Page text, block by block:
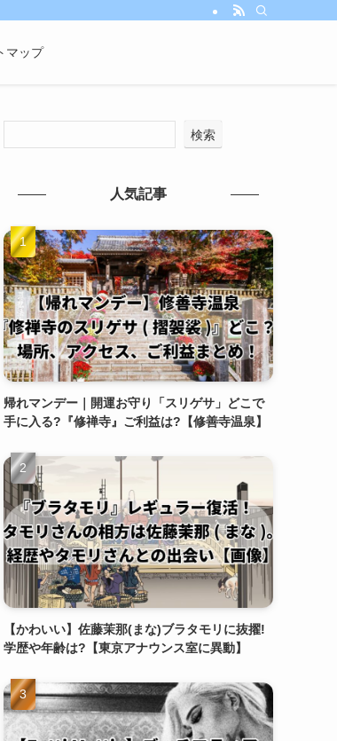
マップ
検索
人気記事
帰れマンデー｜開運お守り「スリゲサ」どこで
手に入る?『修禅寺』ご利益は?【修善寺温泉】
【かわいい】佐藤茉那(まな)ブラタモリに抜擢!
学歴や年齢は?【東京アナウンス室に異動】